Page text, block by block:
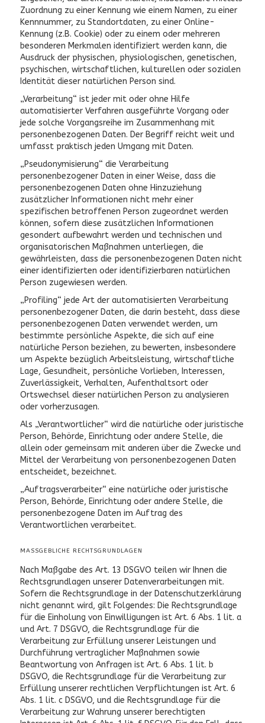
Zuordnung zu einer Kennung wie einem Namen, zu einer
Kennnummer, zu Standortdaten, zu einer Online-
Kennung (z.B. Cookie) oder zu einem oder mehreren
besonderen Merkmalen identifiziert werden kann, die
Ausdruck der physischen, physiologischen, genetischen,
psychischen, wirtschaftlichen, kulturellen oder sozialen
Identität dieser natürlichen Person sind.
„Verarbeitung“ ist jeder mit oder ohne Hilfe
automatisierter Verfahren ausgeführte Vorgang oder
jede solche Vorgangsreihe im Zusammenhang mit
personenbezogenen Daten. Der Begriff reicht weit und
umfasst praktisch jeden Umgang mit Daten.
„Pseudonymisierung“ die Verarbeitung
personenbezogener Daten in einer Weise, dass die
personenbezogenen Daten ohne Hinzuziehung
zusätzlicher Informationen nicht mehr einer
spezifischen betroffenen Person zugeordnet werden
können, sofern diese zusätzlichen Informationen
gesondert aufbewahrt werden und technischen und
organisatorischen Maßnahmen unterliegen, die
gewährleisten, dass die personenbezogenen Daten nicht
einer identifizierten oder identifizierbaren natürlichen
Person zugewiesen werden.
„Profiling“ jede Art der automatisierten Verarbeitung
personenbezogener Daten, die darin besteht, dass diese
personenbezogenen Daten verwendet werden, um
bestimmte persönliche Aspekte, die sich auf eine
natürliche Person beziehen, zu bewerten, insbesondere
um Aspekte bezüglich Arbeitsleistung, wirtschaftliche
Lage, Gesundheit, persönliche Vorlieben, Interessen,
Zuverlässigkeit, Verhalten, Aufenthaltsort oder
Ortswechsel dieser natürlichen Person zu analysieren
oder vorherzusagen.
Als „Verantwortlicher“ wird die natürliche oder juristische
Person, Behörde, Einrichtung oder andere Stelle, die
allein oder gemeinsam mit anderen über die Zwecke und
Mittel der Verarbeitung von personenbezogenen Daten
entscheidet, bezeichnet.
„Auftragsverarbeiter“ eine natürliche oder juristische
Person, Behörde, Einrichtung oder andere Stelle, die
personenbezogene Daten im Auftrag des
Verantwortlichen verarbeitet.
MASSGEBLICHE RECHTSGRUNDLAGEN
Nach Maßgabe des Art. 13 DSGVO teilen wir Ihnen die
Rechtsgrundlagen unserer Datenverarbeitungen mit.
Sofern die Rechtsgrundlage in der Datenschutzerklärung
nicht genannt wird, gilt Folgendes: Die Rechtsgrundlage
für die Einholung von Einwilligungen ist Art. 6 Abs. 1 lit. a
und Art. 7 DSGVO, die Rechtsgrundlage für die
Verarbeitung zur Erfüllung unserer Leistungen und
Durchführung vertraglicher Maßnahmen sowie
Beantwortung von Anfragen ist Art. 6 Abs. 1 lit. b
DSGVO, die Rechtsgrundlage für die Verarbeitung zur
Erfüllung unserer rechtlichen Verpflichtungen ist Art. 6
Abs. 1 lit. c DSGVO, und die Rechtsgrundlage für die
Verarbeitung zur Wahrung unserer berechtigten